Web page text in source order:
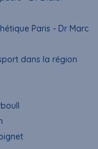
Paris - Dr Marc
dans la région